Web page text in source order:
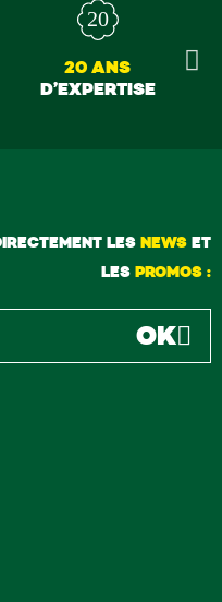
20 ANS
D’EXPERTISE
LES NEWSET
LES PROMOS :
OK